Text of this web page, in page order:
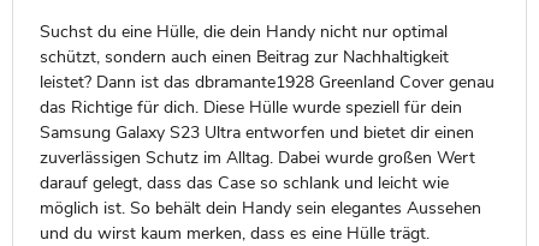
Suchst du eine Hülle, die dein Handy nicht nur optimal
schützt, sondern auch einen Beitrag zur Nachhaltigkeit
leistet? Dann ist das dbramante1928 Greenland Cover genau
das Richtige für dich. Diese Hülle wurde speziell für dein
Samsung Galaxy S23 Ultra entworfen und bietet dir einen
zuverlässigen Schutz im Alltag. Dabei wurde großen Wert
darauf gelegt, dass das Case so schlank und leicht wie
möglich ist. So behält dein Handy sein elegantes Aussehen
und du wirst kaum merken, dass es eine Hülle trägt.